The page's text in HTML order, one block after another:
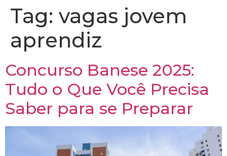
Tag: vagas jovem
aprendiz
Concurso Banese 2025:
Tudo o Que Você Precisa
Saber para se Preparar